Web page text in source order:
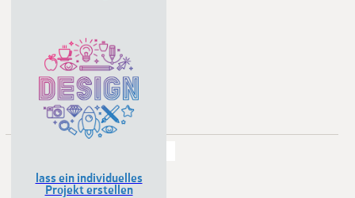
lass ein individuelles
Projekt erstellen